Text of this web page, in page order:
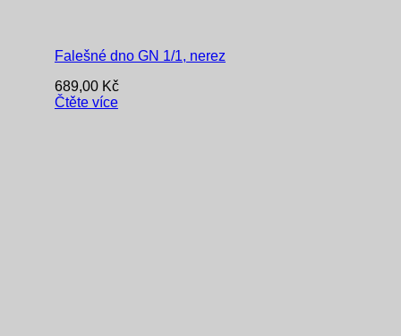
Falešné dno GN 1/1, nerez
689,00 Kč
Čtěte více